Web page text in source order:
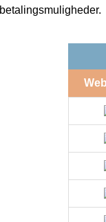
betalingsmuligheder.